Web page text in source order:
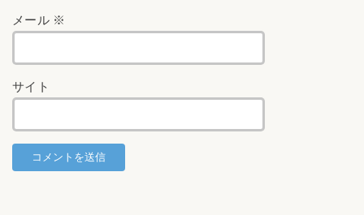
メール ※
サイト